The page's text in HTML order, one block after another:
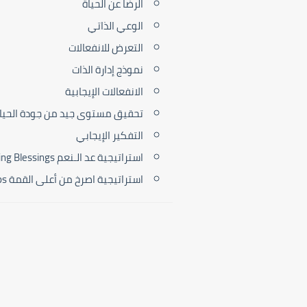
الوعي الذاتي
التعرض للانفعالات
نموذج إدارة الذات
الانفعالات الإيجابية
تحقيق مستوى جيد من جودة
التفكير الإيجابي
استراتيجية عد الـنعم Counting Blessings
استراتيجية اصرخ من أعلى القمة Shout it from the roof tops